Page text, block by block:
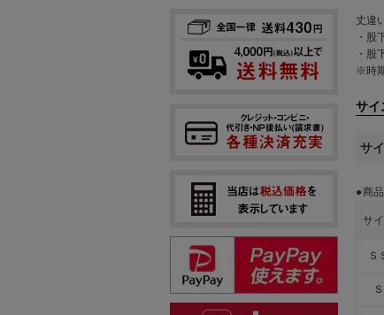
丈違
・股
・股
※時
サイ
サ
●商
サ
Ｓ
Ｓ